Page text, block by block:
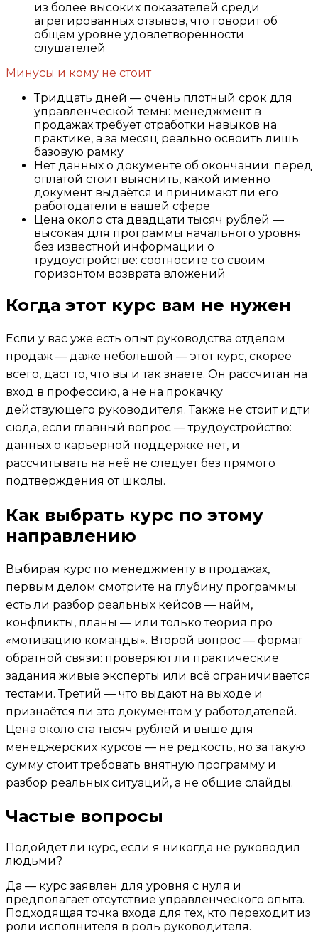
из более высоких показателей среди
агрегированных отзывов, что говорит об
общем уровне удовлетворённости
слушателей
Минусы и кому не стоит
Тридцать дней — очень плотный срок для
управленческой темы: менеджмент в
продажах требует отработки навыков на
практике, а за месяц реально освоить лишь
базовую рамку
Нет данных о документе об окончании: перед
оплатой стоит выяснить, какой именно
документ выдаётся и принимают ли его
работодатели в вашей сфере
Цена около ста двадцати тысяч рублей —
высокая для программы начального уровня
без известной информации о
трудоустройстве: соотносите со своим
горизонтом возврата вложений
Когда этот курс вам не нужен
Если у вас уже есть опыт руководства отделом
продаж — даже небольшой — этот курс, скорее
всего, даст то, что вы и так знаете. Он рассчитан на
вход в профессию, а не на прокачку
действующего руководителя. Также не стоит идти
сюда, если главный вопрос — трудоустройство:
данных о карьерной поддержке нет, и
рассчитывать на неё не следует без прямого
подтверждения от школы.
Как выбрать курс по этому
направлению
Выбирая курс по менеджменту в продажах,
первым делом смотрите на глубину программы:
есть ли разбор реальных кейсов — найм,
конфликты, планы — или только теория про
«мотивацию команды». Второй вопрос — формат
обратной связи: проверяют ли практические
задания живые эксперты или всё ограничивается
тестами. Третий — что выдают на выходе и
признаётся ли это документом у работодателей.
Цена около ста тысяч рублей и выше для
менеджерских курсов — не редкость, но за такую
сумму стоит требовать внятную программу и
разбор реальных ситуаций, а не общие слайды.
Частые вопросы
Подойдёт ли курс, если я никогда не руководил
людьми?
Да — курс заявлен для уровня с нуля и
предполагает отсутствие управленческого опыта.
Подходящая точка входа для тех, кто переходит из
роли исполнителя в роль руководителя.